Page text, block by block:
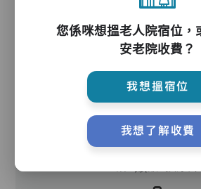
護理服務
主管,助理員,護理員,保健員
護理評估、執藥、核派藥、量度生
您係咪想搵老人院宿位，
安老院收費？
我想搵宿位
我想了解收費